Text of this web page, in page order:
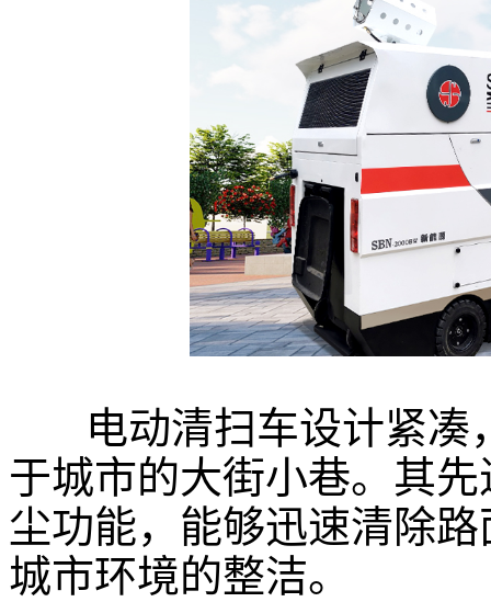
电动清扫车设计紧凑
于城市的大街小巷。其
尘功能，能够迅速清除
城市环境的整洁。